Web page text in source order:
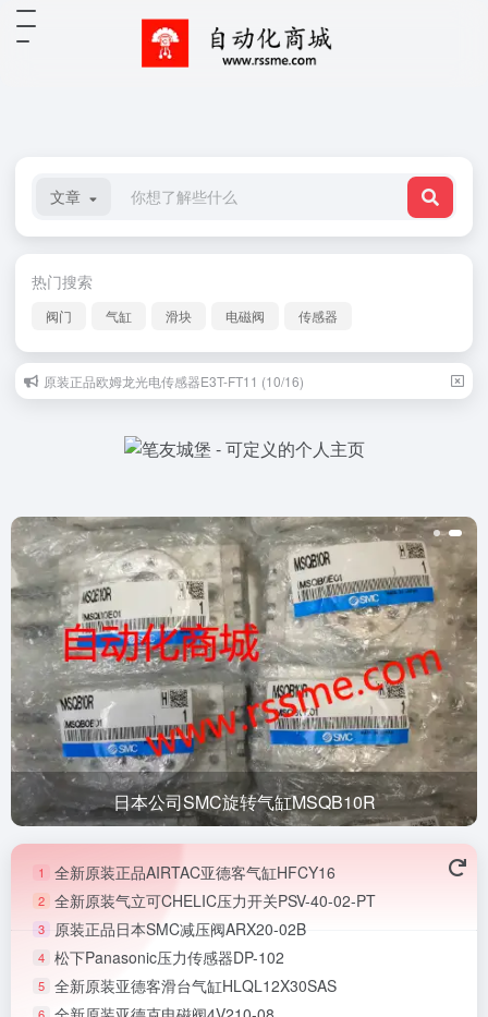
文章
热门搜索
阀门 气缸 滑块 电磁阀 传感器
原装正品欧姆龙光电传感器E3T-FT11 (10/16)
日本公司SMC旋转气缸MSQB10R
1 全新原装正品AIRTAC亚德客气缸HFCY16
2 全新原装气立可CHELIC压力开关PSV-40-02-PT
3 原装正品日本SMC减压阀ARX20-02B
4 松下Panasonic压力传感器DP-102
5 全新原装亚德客滑台气缸HLQL12X30SAS
6